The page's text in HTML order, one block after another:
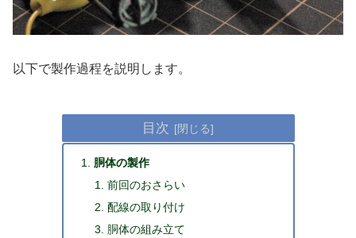
以下で製作過程を説明します。
目次
胴体の製作
前回のおさらい
配線の取り付け
胴体の組み立て